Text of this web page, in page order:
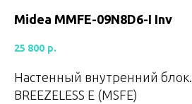
Midea MMFE-09N8D6-I Inv
25 800 р.
Настенный внутренний
BREEZELESS E (MSFE)